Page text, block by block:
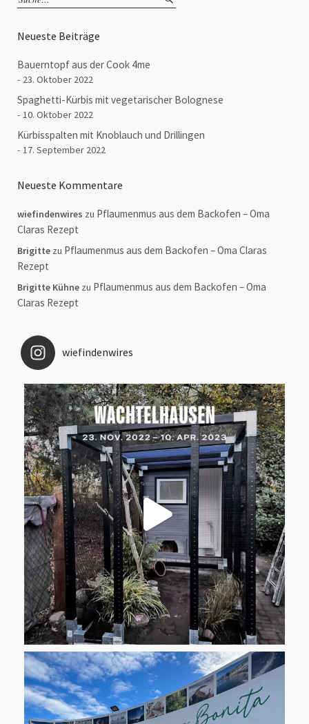
Neueste Beiträge
Bauerntopf aus der Cook 4me
23. Oktober 2022
Spaghetti-Kürbis mit vegetarischer Bolognese
10. Oktober 2022
Kürbisspalten mit Knoblauch und Drillingen
17. September 2022
Neueste Kommentare
wiefindenwires zu Pflaumenmus aus dem Backofen – Oma
Claras Rezept
Brigitte zu Pflaumenmus aus dem Backofen – Oma Claras
Rezept
Brigitte Kühne zu Pflaumenmus aus dem Backofen – Oma
Claras Rezept
wiefindenwires